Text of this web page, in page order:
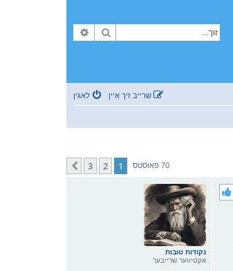
זוך
לאגין שרייב זיך איין
70 פאוסטס 1
2
3
קומענדיגע
נקודות טובות
אקטיווער שרייבער